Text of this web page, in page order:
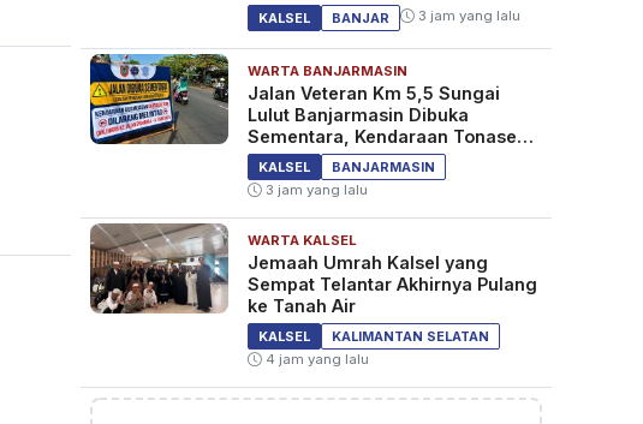
KALSEL BANJAR 3 jam yang lalu
WARTA BANJARMASIN
Jalan Veteran Km 5,5 Sungai
Lulut Banjarmasin Dibuka
Sementara, Kendaraan Tonase
Besar Dilarang
KALSEL
BANJARMASIN
3 jam yang lalu
WARTA KALSEL
Jemaah Umrah Kalsel yang
Sempat Telantar Akhirnya Pulang
ke Tanah Air
KALSEL
KALIMANTAN SELATAN
4 jam yang lalu